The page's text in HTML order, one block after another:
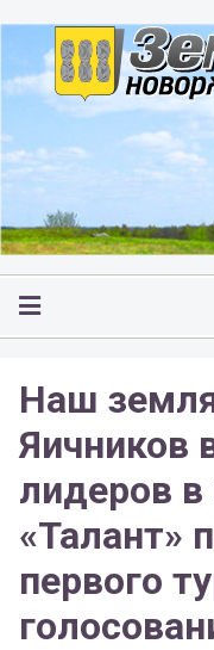
Наш
Яичников
лидеров
«Талант»
первого